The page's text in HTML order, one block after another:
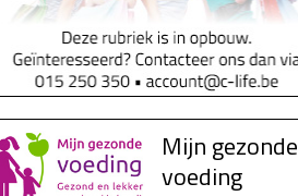
Mijn gezonde
voeding